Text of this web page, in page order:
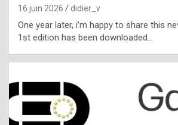
l
t
t
s
16 juin 2026 didier_v
One year later, i’m happy to share this
1st edition has been downloaded…